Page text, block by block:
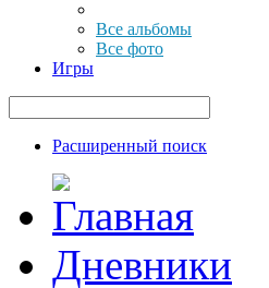
Все альбомы
Все фото
Игры
Расширенный поиск
Дневники